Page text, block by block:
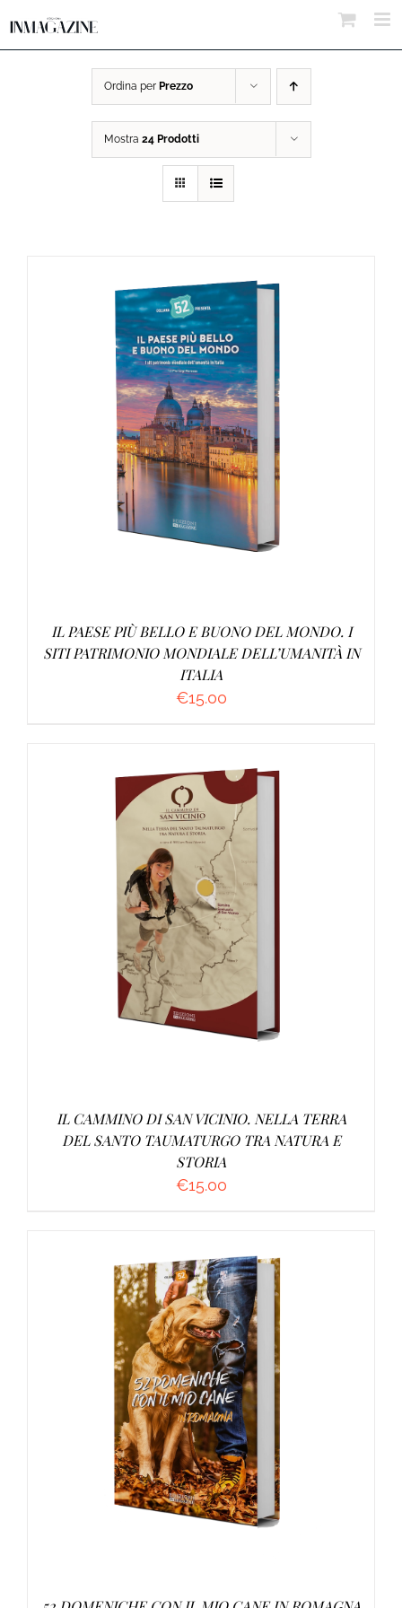
Ordina per Prezzo
Mostra 24 Prodotti
AGGIUNGI AL CARRELLO /
IL PAESE PIÙ BELLO E BUONO DEL MONDO. I
SITI PATRIMONIO MONDIALE DELL’UMANITÀ IN
ITALIA
€15.00
AGGIUNGI AL CARRELLO /
IL CAMMINO DI SAN VICINIO. NELLA TERRA
DEL SANTO TAUMATURGO TRA NATURA E
STORIA
€15.00
AGGIUNGI AL CARRELLO /